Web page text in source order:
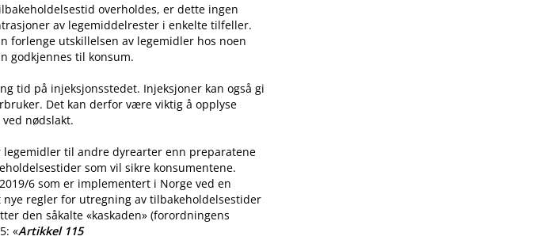
overholdes, er dette ingen
av legemiddelrester i enkelte tilfeller.
forlenge utskillelsen av legemidler hos noen
godkjennes til konsum.
tid på injeksjonsstedet. Injeksjoner kan også gi
Det kan derfor være viktig å opplyse
nødslakt.
til andre dyrearter enn preparatene
som vil sikre konsumentene.
6 som er implementert i Norge ved en
regler for utregning av tilbakeholdelsestider
den såkalte «kaskaden» (forordningens
«Artikkel 115